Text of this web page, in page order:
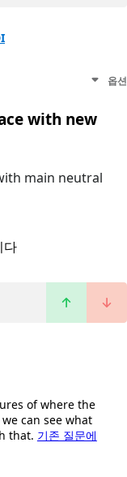
옵션
with new
main neutral
다
of where the
can see what
that. 기존 질문에